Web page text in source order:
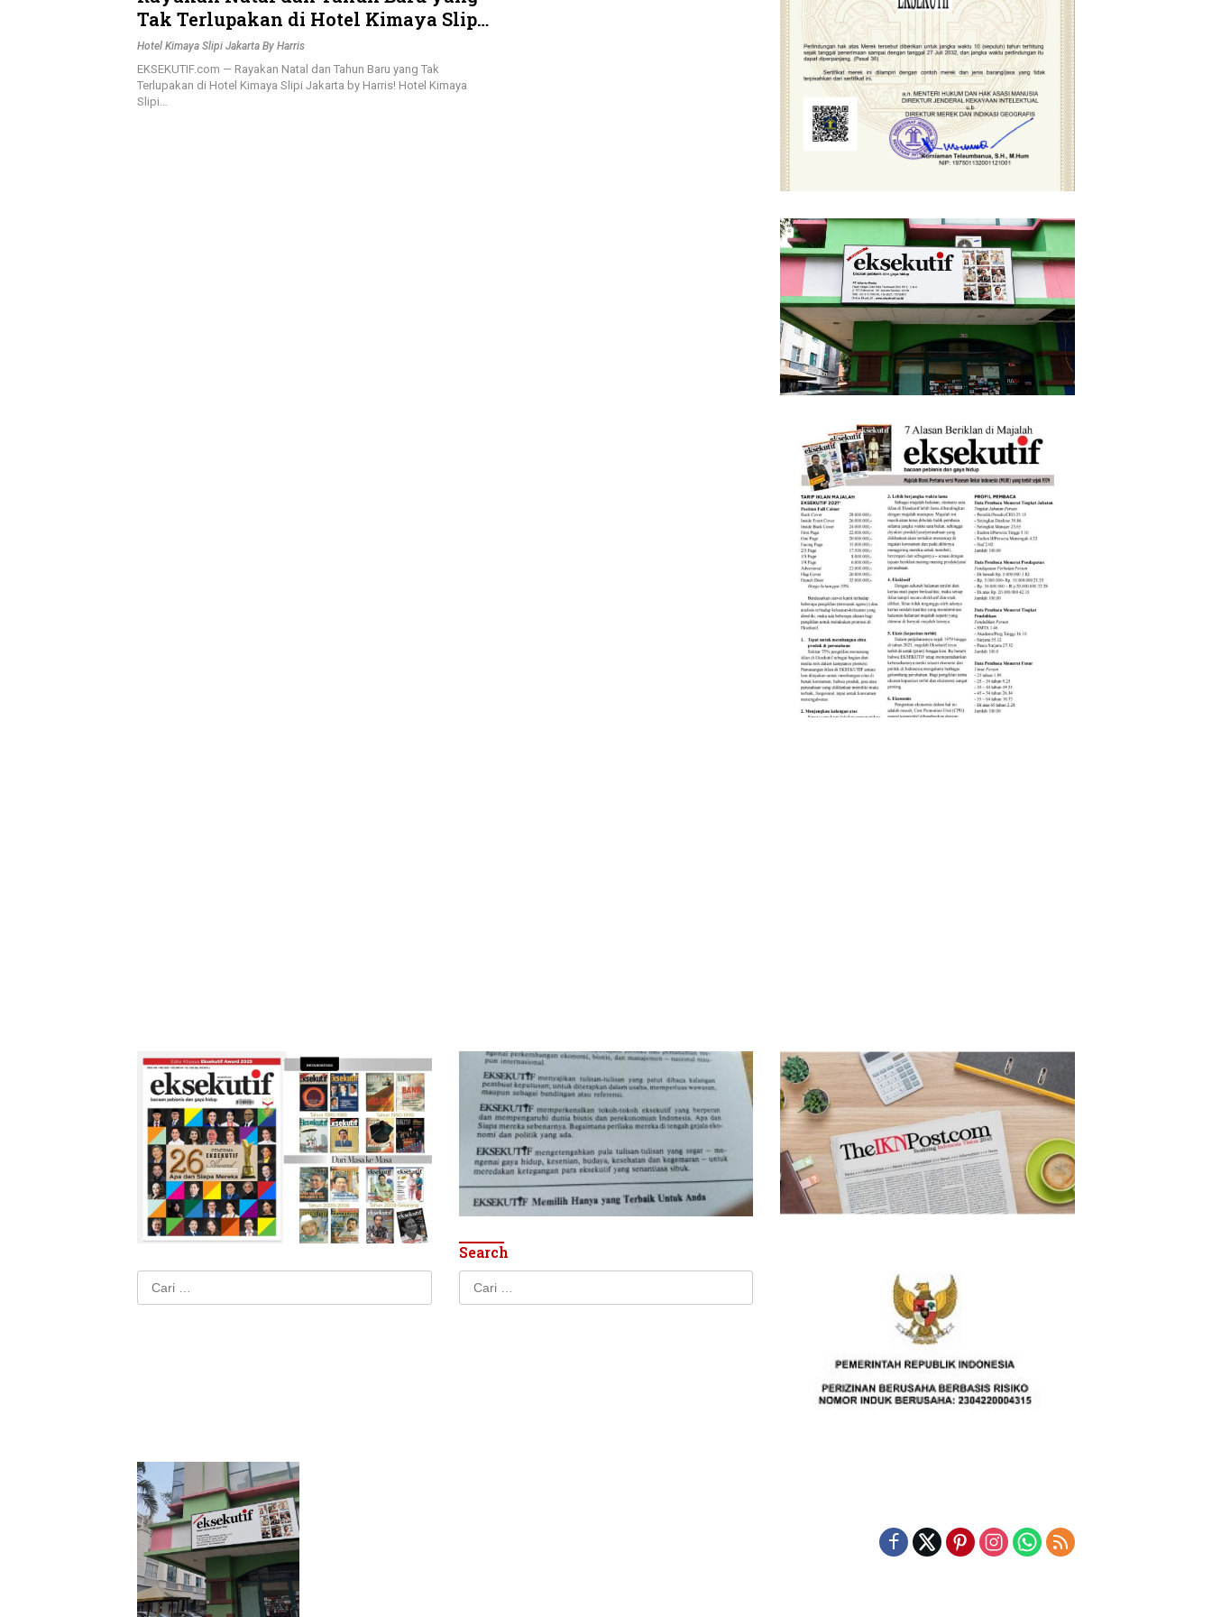
Tak Terlupakan di Hotel Kimaya Slipi
Jakarta by Harris!
Hotel Kimaya Slipi Jakarta By Harris
EKSEKUTIF.com — Rayakan Natal dan Tahun Baru yang Tak
Terlupakan di Hotel Kimaya Slipi Jakarta by Harris! Hotel Kimaya
Slipi…
Cari
untuk:
Search
Cari
untuk: